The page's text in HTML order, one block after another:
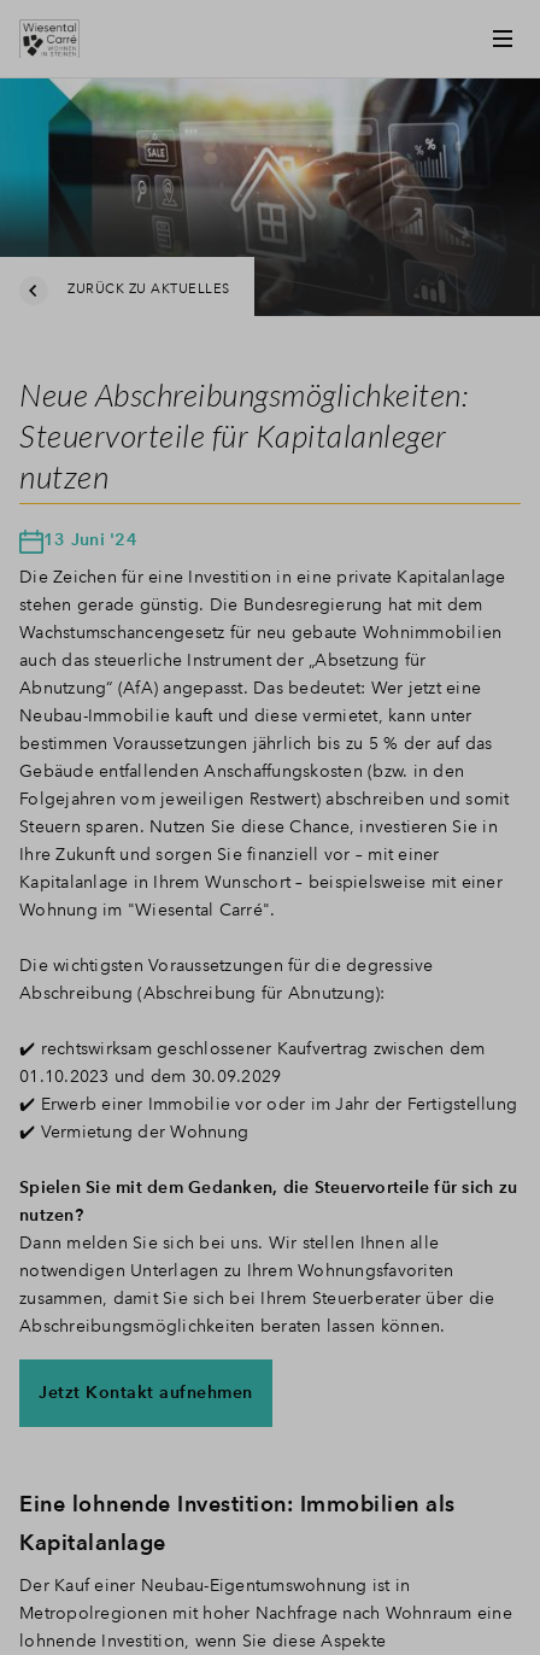
ZURÜCK ZU AKTUELLES
Neue Abschreibungsmöglichkeiten:
Steuervorteile für Kapitalanleger
nutzen
13 Juni '24
Die Zeichen für eine Investition in eine private Kapitalanlage
stehen gerade günstig. Die Bundesregierung hat mit dem
Wachstumschancengesetz für neu gebaute Wohnimmobilien
auch das steuerliche Instrument der „Absetzung für
Abnutzung“ (AfA) angepasst. Das bedeutet: Wer jetzt eine
Neubau-Immobilie kauft und diese vermietet, kann unter
bestimmen Voraussetzungen jährlich bis zu 5 % der auf das
Gebäude entfallenden Anschaffungskosten (bzw. in den
Folgejahren vom jeweiligen Restwert) abschreiben und somit
Steuern sparen. Nutzen Sie diese Chance, investieren Sie in
Ihre Zukunft und sorgen Sie finanziell vor – mit einer
Kapitalanlage in Ihrem Wunschort – beispielsweise mit einer
Wohnung im "Wiesental Carré".
Die wichtigsten Voraussetzungen für die degressive
Abschreibung (Abschreibung für Abnutzung):
✔️ rechtswirksam geschlossener Kaufvertrag zwischen dem
01.10.2023 und dem 30.09.2029
✔️ Erwerb einer Immobilie vor oder im Jahr der Fertigstellung
✔️ Vermietung der Wohnung
Spielen Sie mit dem Gedanken, die Steuervorteile für sich zu
nutzen?
Dann melden Sie sich bei uns. Wir stellen Ihnen alle
notwendigen Unterlagen zu Ihrem Wohnungsfavoriten
zusammen, damit Sie sich bei Ihrem Steuerberater über die
Abschreibungsmöglichkeiten beraten lassen können.
Jetzt Kontakt aufnehmen
Eine lohnende Investition: Immobilien als
Kapitalanlage
Der Kauf einer Neubau-Eigentumswohnung ist in
Metropolregionen mit hoher Nachfrage nach Wohnraum eine
lohnende Investition, wenn Sie diese Aspekte